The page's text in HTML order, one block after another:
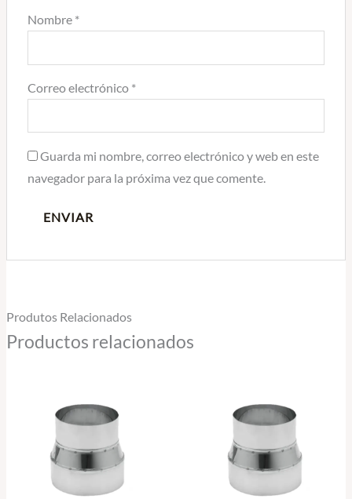
Nombre *
Correo electrónico *
Guarda mi nombre, correo electrónico y web en este
navegador para la próxima vez que comente.
Produtos Relacionados
Productos relacionados